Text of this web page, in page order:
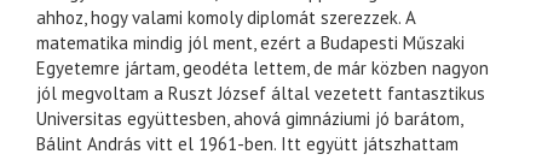
ahhoz, hogy valami komoly diplomát szerezzek. A
matematika mindig jól ment, ezért a Budapesti Műszaki
Egyetemre jártam, geodéta lettem, de már közben nagyon
jól megvoltam a Ruszt József által vezetett fantasztikus
Universitas együttesben, ahová gimnáziumi jó barátom,
Bálint András vitt el 1961-ben. Itt együtt játszhattam